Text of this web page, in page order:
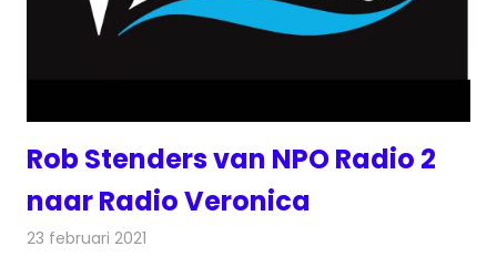
Rob Stenders van NPO Radio 2
naar Radio Veronica
23 februari 2021